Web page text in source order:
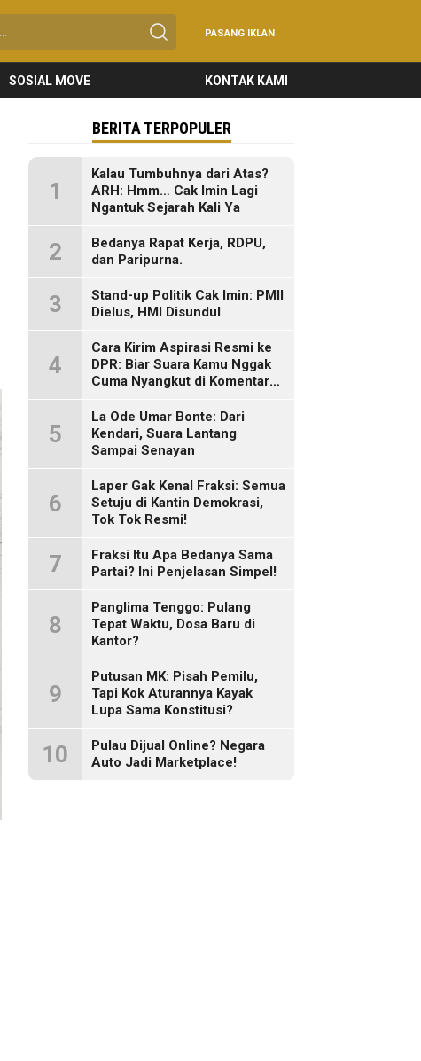
PASANG IKLAN
SOSIAL MOVE KONTAK KAMI
BERITA TERPOPULER
1
Kalau Tumbuhnya dari Atas?
ARH: Hmm… Cak Imin Lagi
Ngantuk Sejarah Kali Ya
2
Bedanya Rapat Kerja, RDPU,
dan Paripurna.
3
Stand-up Politik Cak Imin: PMII
Dielus, HMI Disundul
4
Cara Kirim Aspirasi Resmi ke
DPR: Biar Suara Kamu Nggak
Cuma Nyangkut di Komentar
5
La Ode Umar Bonte: Dari
Kendari, Suara Lantang
Sampai Senayan
6
Laper Gak Kenal Fraksi: Semua
Setuju di Kantin Demokrasi,
Tok Tok Resmi!
7
Fraksi Itu Apa Bedanya Sama
Partai? Ini Penjelasan Simpel!
8
Panglima Tenggo: Pulang
Tepat Waktu, Dosa Baru di
Kantor?
9
Putusan MK: Pisah Pemilu,
Tapi Kok Aturannya Kayak
Lupa Sama Konstitusi?
10
Pulau Dijual Online? Negara
Auto Jadi Marketplace!